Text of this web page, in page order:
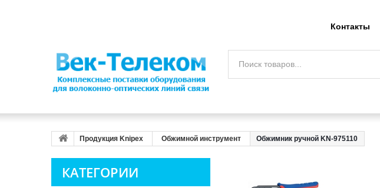
Контакты
Продукция Knipex Обжимной инструмент Обжимник ручной KN-975110
КАТЕГОРИИ